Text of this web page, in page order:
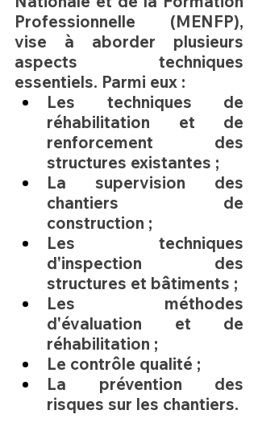
Professionnelle (MENFP),
vise à aborder plusieurs
aspects techniques
essentiels. Parmi eux :
réhabilitation et de
renforcement des
structures existantes ;
La supervision des
chantiers de
construction ;
Les techniques
d'inspection des
structures et bâtiments ;
Les méthodes
d'évaluation et de
réhabilitation ;
Le contrôle qualité ;
La prévention des
risques sur les chantiers.